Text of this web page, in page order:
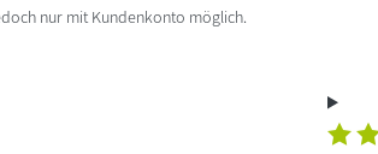
nur mit Kundenkonto möglich.